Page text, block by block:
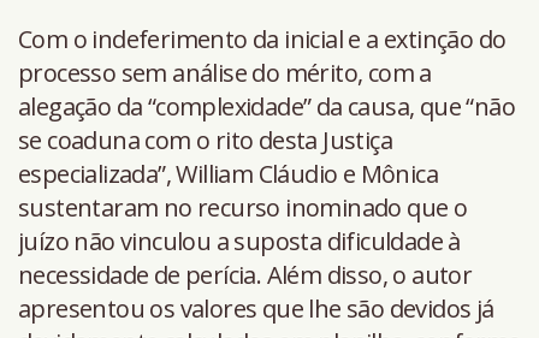
Com o indeferimento da inicial e a extinção do
processo sem análise do mérito, com a
alegação da “complexidade” da causa, que “não
se coaduna com o rito desta Justiça
especializada”, William Cláudio e Mônica
sustentaram no recurso inominado que o
juízo não vinculou a suposta dificuldade à
necessidade de perícia. Além disso, o autor
apresentou os valores que lhe são devidos já